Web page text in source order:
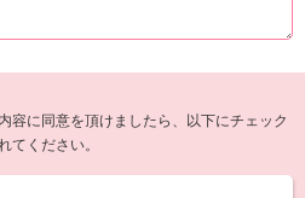
容に同意を頂けましたら、以下にチェック
てください。